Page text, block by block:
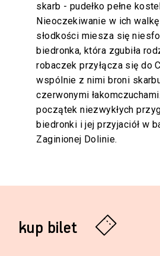
kup bilet
skarb - pudełko pełne
Nieoczekiwanie w ich
słodkości miesza się
biedronka, która zgubiła
robaczek przyłącza się do
wspólnie z nimi broni
czerwonymi
początek niezwykłych
biedronki i jej przyjaciół w
Zaginionej Dolinie.